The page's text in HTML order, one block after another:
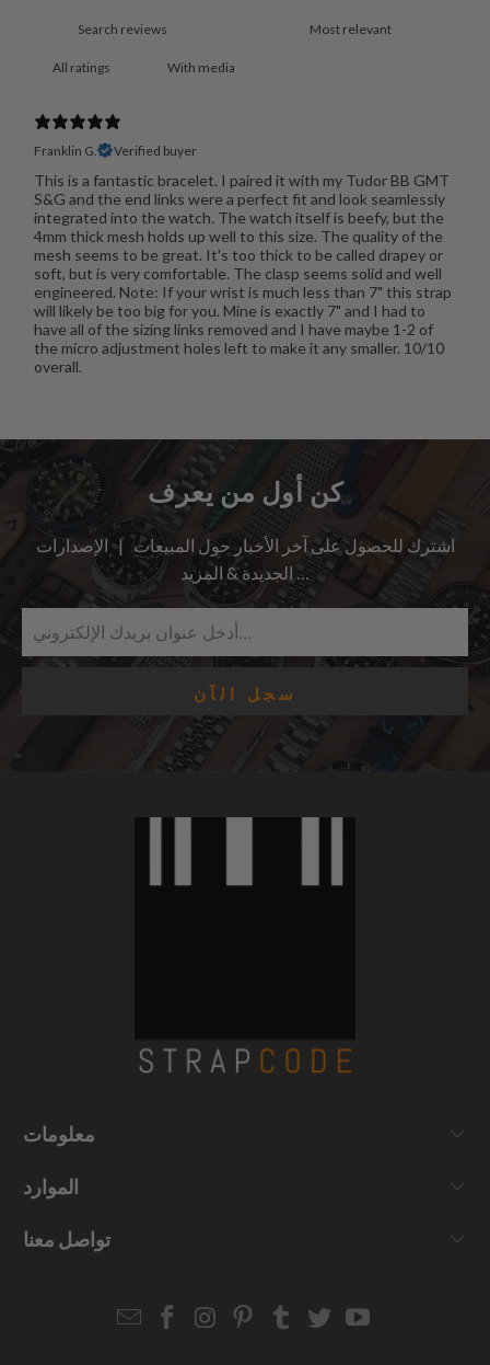
With media
Franklin G. Verified buyer
This is a fantastic bracelet. I paired it with my Tudor BB GMT
S&G and the end links were a perfect fit and look seamlessly
integrated into the watch. The watch itself is beefy, but the
4mm thick mesh holds up well to this size. The quality of the
mesh seems to be great. It's too thick to be called drapey or
soft, but is very comfortable. The clasp seems solid and well
engineered. Note: If your wrist is much less than 7" this strap
will likely be too big for you. Mine is exactly 7" and I had to
have all of the sizing links removed and I have maybe 1-2 of
the micro adjustment holes left to make it any smaller. 10/10
overall.
كن أول من يعرف
اشترك للحصول على آخر الأخبار حول المبيعات | الإصدارات
الجديدة & المزيد …
معلومات
الموارد
تواصل معنا
EmailStrapcode
Strapcode
Strapcode
Strapcode
Strapcode